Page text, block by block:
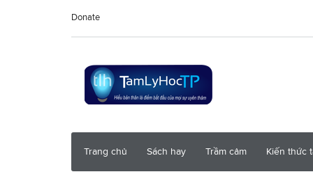
Donate
Trang chủ Sách hay Trầm cảm Kiến thức